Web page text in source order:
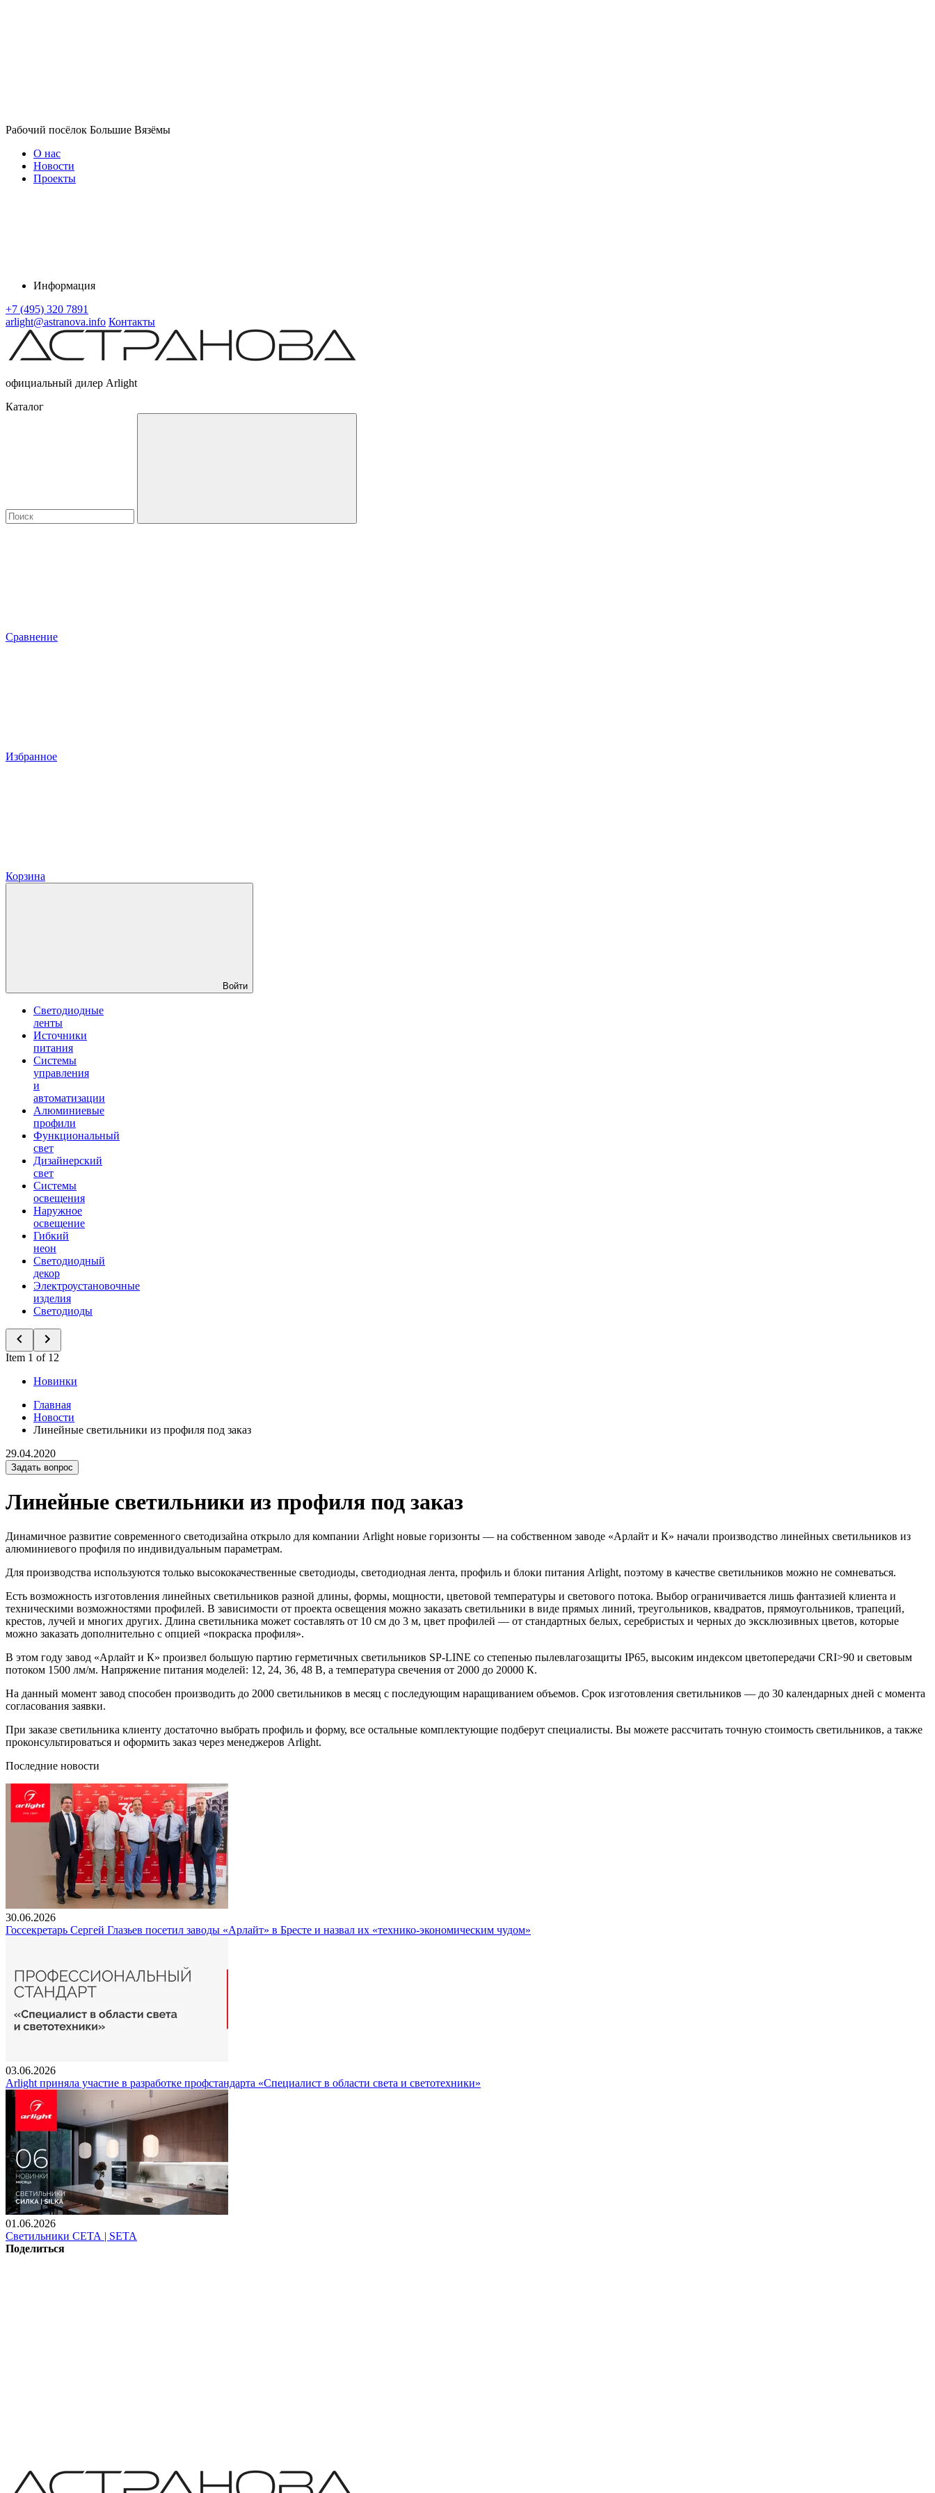
Рабочий посёлок Большие Вязёмы
О нас
Новости
Проекты
Информация
+7 (495) 320 7891
arlight@astranova.info Контакты
официальный дилер Arlight
Каталог
Сравнение
Избранное
Корзина
Войти
Светодиодные
ленты
Источники
питания
Системы
управления
и
автоматизации
Алюминиевые
профили
Функциональный
свет
Дизайнерский
свет
Системы
освещения
Наружное
освещение
Гибкий
неон
Светодиодный
декор
Электроустановочные
изделия
Светодиоды
Item 1 of 12
Новинки
Главная
Новости
Линейные светильники из профиля под заказ
29.04.2020
Задать вопрос
Линейные светильники из профиля под заказ
Динамичное развитие современного светодизайна открыло для компании Arlight новые горизонты — на собственном заводе «Арлайт и К» начали производство линейных светильников из
алюминиевого профиля по индивидуальным параметрам.
Для производства используются только высококачественные светодиоды, светодиодная лента, профиль и блоки питания Arlight, поэтому в качестве светильников можно не сомневаться.
Есть возможность изготовления линейных светильников разной длины, формы, мощности, цветовой температуры и светового потока. Выбор ограничивается лишь фантазией клиента и
техническими возможностями профилей. В зависимости от проекта освещения можно заказать светильники в виде прямых линий, треугольников, квадратов, прямоугольников, трапеций,
крестов, лучей и многих других. Длина светильника может составлять от 10 см до 3 м, цвет профилей — от стандартных белых, серебристых и черных до эксклюзивных цветов, которые
можно заказать дополнительно с опцией «покраска профиля».
В этом году завод «Арлайт и К» произвел большую партию герметичных светильников SP-LINE со степенью пылевлагозащиты IP65, высоким индексом цветопередачи CRI>90 и световым
потоком 1500 лм/м. Напряжение питания моделей: 12, 24, 36, 48 В, а температура свечения от 2000 до 20000 К.
На данный момент завод способен производить до 2000 светильников в месяц с последующим наращиванием объемов. Срок изготовления светильников — до 30 календарных дней с момента
согласования заявки.
При заказе светильника клиенту достаточно выбрать профиль и форму, все остальные комплектующие подберут специалисты. Вы можете рассчитать точную стоимость светильников, а также
проконсультироваться и оформить заказ через менеджеров Arlight.
Последние новости
30.06.2026
Госсекретарь Сергей Глазьев посетил заводы «Арлайт» в Бресте и назвал их «технико-экономическим чудом»
03.06.2026
Arlight приняла участие в разработке профстандарта «Специалист в области света и светотехники»
01.06.2026
Светильники СЕТА | SETA
Поделиться